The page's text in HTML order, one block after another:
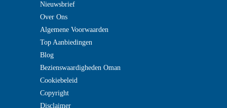
Nieuwsbrief
Over Ons
Algemene Voorwaarden
Top Aanbiedingen
Blog
Bezienswaardigheden Oman
Cookiebeleid
Copyright
Disclaimer